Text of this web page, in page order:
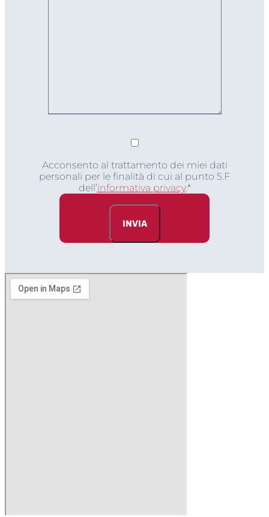
Acconsento al trattamento dei miei dati
personali per le finalità di cui al punto 5.F
dell’informativa privacy.*